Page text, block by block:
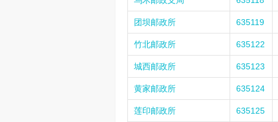
团坝邮政所 635119
竹北邮政所 635122
城西邮政所 635123
黄家邮政所 635124
莲印邮政所 635125